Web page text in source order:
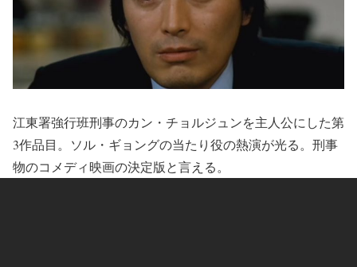
江東署強行班刑事のカン・チョルジュンを主人公にした第
3作品目。ソル・ギョングの当たり役の熱演が光る。刑事
物のコメディ映画の決定版と言える。